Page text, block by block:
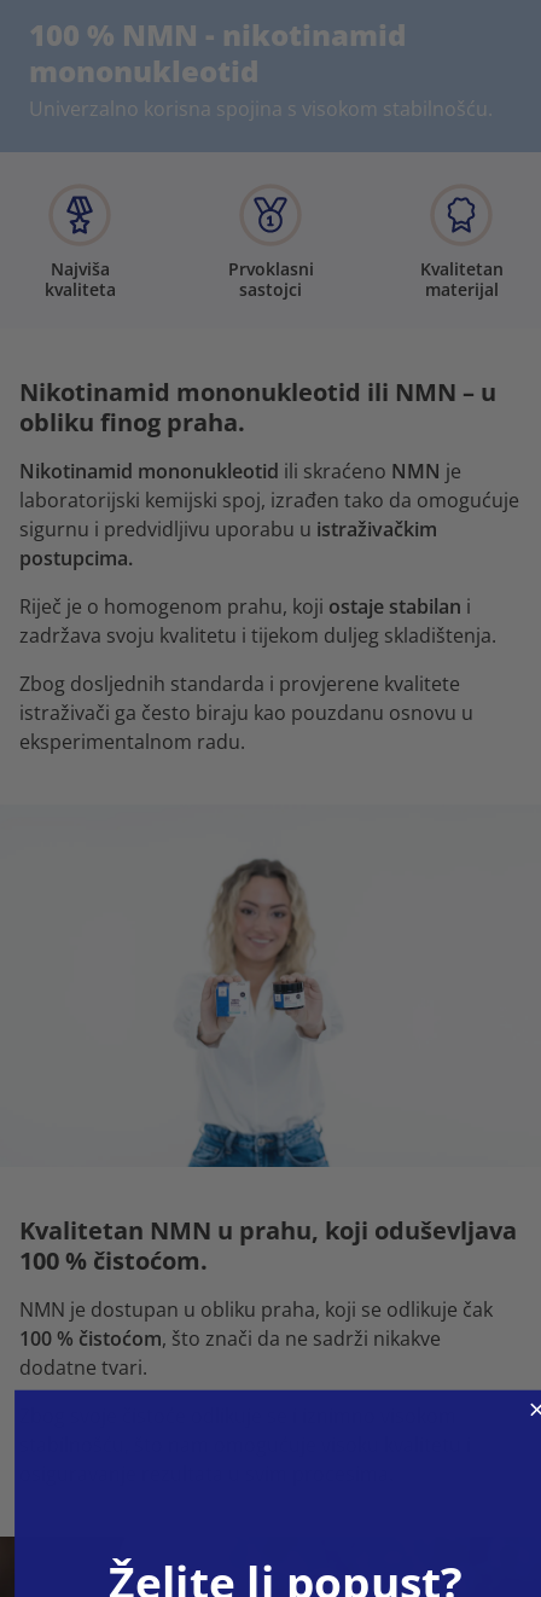
100 % NMN - nikotinamid
mononukleotid
Univerzalno korisna spojina s visokom stabilnošću.
Najviša
kvaliteta
Prvoklasni
sastojci
Kvalitetan
materijal
Nikotinamid mononukleotid ili NMN – u
obliku finog praha.
Nikotinamid mononukleotid ili skraćeno NMN je
laboratorijski kemijski spoj, izrađen tako da omogućuje
sigurnu i predvidljivu uporabu u istraživačkim
postupcima.
Riječ je o homogenom prahu, koji ostaje stabilan i
zadržava svoju kvalitetu i tijekom duljeg skladištenja.
Zbog dosljednih standarda i provjerene kvalitete
istraživači ga često biraju kao pouzdanu osnovu u
eksperimentalnom radu.
Kvalitetan NMN u prahu, koji oduševljava
100 % čistoćom.
NMN je dostupan u obliku praha, koji se odlikuje čak
100 % čistoćom, što znači da ne sadrži nikakve
dodatne tvari.
Želite li popust?